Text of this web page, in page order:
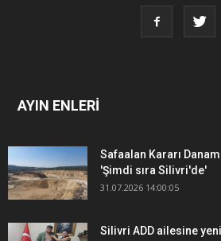
AYIN ENLERİ
Safaalan Kararı
'Şimdi sıra Silivri'de'
31.07.2026 14:00:05
Silivri ADD ailesine